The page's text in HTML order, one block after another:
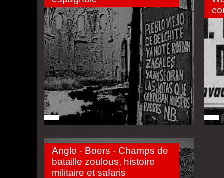
Anglo - Boers - Champs de
bataille zoulous, histoire
militaire et safaris